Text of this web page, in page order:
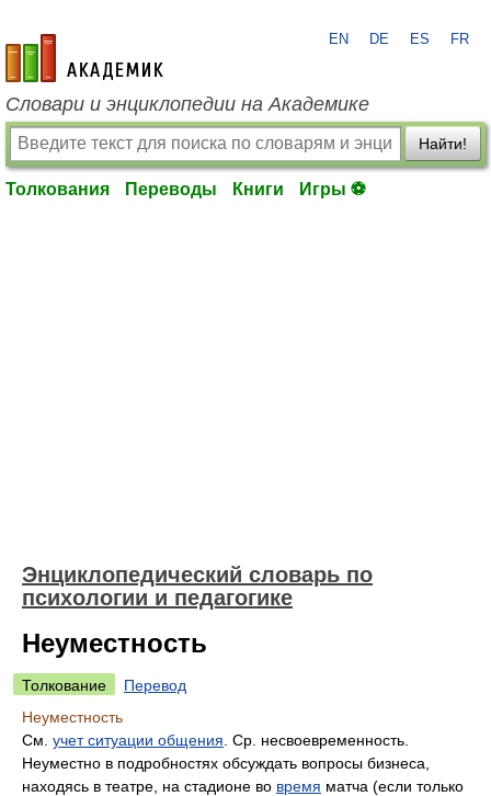
academic.ru
EN DE ES FR
Словари и энциклопедии на Академике
Найти!
Толкования Переводы Книги Игры ⚽
Энциклопедический словарь по
психологии и педагогике
Неуместность
Толкование
Перевод
Неуместность
См. учет ситуации общения . Ср. несвоевременность.
Неуместно в подробностях обсуждать вопросы бизнеса,
находясь в театре, на стадионе во время матча (если только